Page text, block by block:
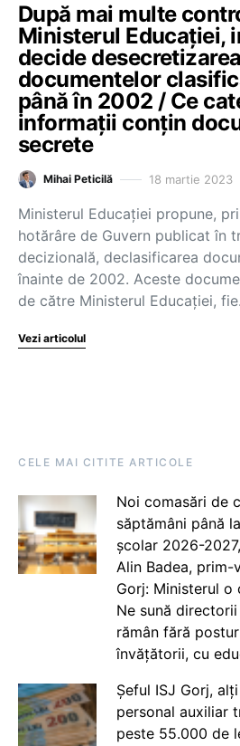
După mai multe
Ministerul Educației,
decide desecretizarea
documentelor
până în 2002 / Ce
informații conțin
secrete
Mihai Peticilă 18 martie 2023
Ministerul Educației propune,
hotărâre de Guvern publicat în
decizională, declasificarea
înainte de 2002. Aceste
de către Ministerul Educației,
Vezi articolul
CELE MAI CITITE ARTICOLE
Noi comasări de
săptămâni până
școlar 2026-
Alin Badea, prim-
Gorj: Ministerul
Ne sună
rămân fără
învățătorii, cu
Șeful ISJ Gorj,
personal auxiliar
peste 55.000 de